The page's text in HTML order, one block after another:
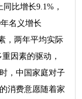
比增长9.1%，
名义增长
，两年平均实际
因素的驱动，
，中国家庭对子
消费意愿随着家